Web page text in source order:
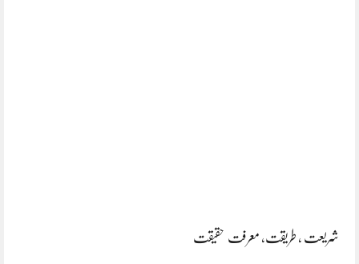
شریعت , طریقت, معرفت حقیقت